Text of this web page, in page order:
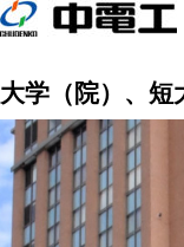
大学（院）、短